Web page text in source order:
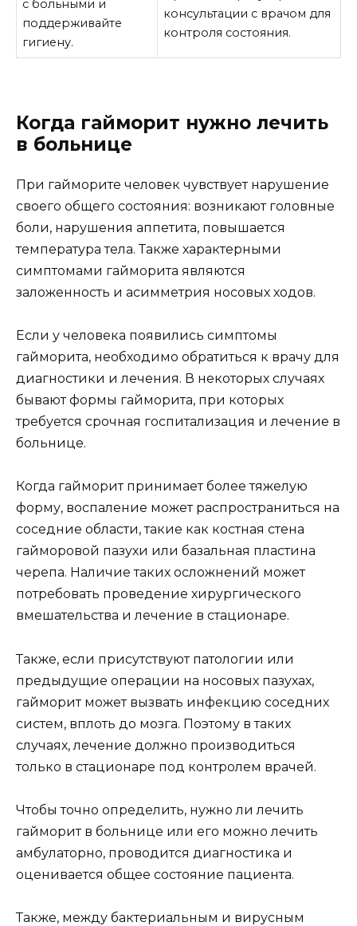
с больными и
поддерживайте
гигиену.
консультации с врачом для
контроля состояния.
Когда гайморит нужно лечить
в больнице
При гайморите человек чувствует нарушение
своего общего состояния: возникают головные
боли, нарушения аппетита, повышается
температура тела. Также характерными
симптомами гайморита являются
заложенность и асимметрия носовых ходов.
Если у человека появились симптомы
гайморита, необходимо обратиться к врачу для
диагностики и лечения. В некоторых случаях
бывают формы гайморита, при которых
требуется срочная госпитализация и лечение в
больнице.
Когда гайморит принимает более тяжелую
форму, воспаление может распространиться на
соседние области, такие как костная стена
гайморовой пазухи или базальная пластина
черепа. Наличие таких осложнений может
потребовать проведение хирургического
вмешательства и лечение в стационаре.
Также, если присутствуют патологии или
предыдущие операции на носовых пазухах,
гайморит может вызвать инфекцию соседних
систем, вплоть до мозга. Поэтому в таких
случаях, лечение должно производиться
только в стационаре под контролем врачей.
Чтобы точно определить, нужно ли лечить
гайморит в больнице или его можно лечить
амбулаторно, проводится диагностика и
оценивается общее состояние пациента.
Также, между бактериальным и вирусным